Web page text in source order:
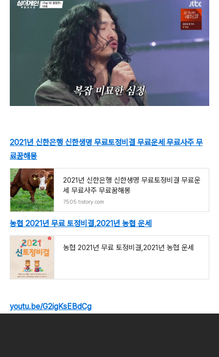
2021년 신한은행 신한생명 무료토정비결 무료운세 무료사주 무
료꿈해몽
2021년 신한은행 신한생명 무료토정비결 무료운
세 무료사주 무료꿈해몽
7505.tistory.com
농협 2021년 무료 토정비결,2021년 농협 운세
농협 2021년 무료 토정비결,2021년 농협 운세
youtu.be/G2igKsEBdCg